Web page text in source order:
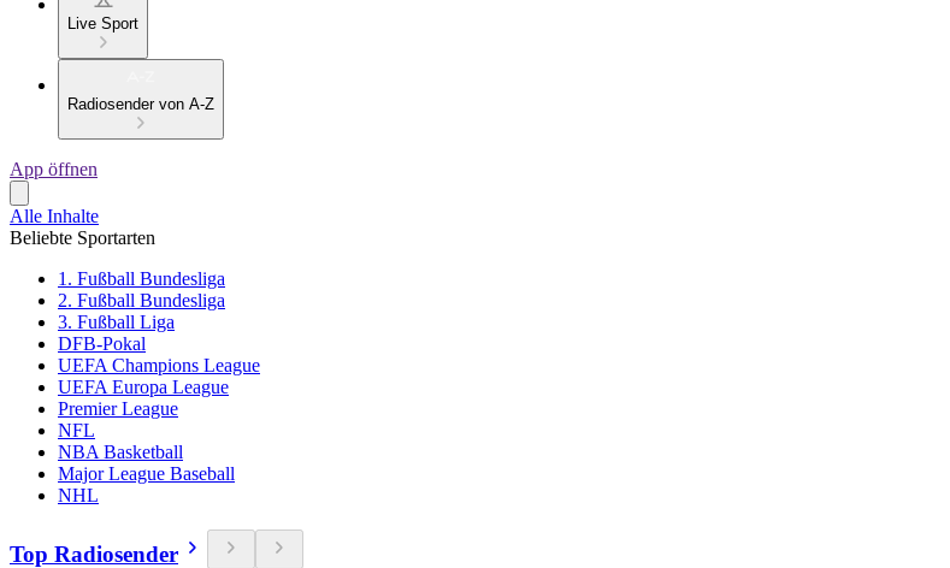
Live Sport
Radiosender von A-Z
App öffnen
Alle Inhalte
Beliebte Sportarten
1. Fußball Bundesliga
2. Fußball Bundesliga
3. Fußball Liga
DFB-Pokal
UEFA Champions League
UEFA Europa League
Premier League
NFL
NBA Basketball
Major League Baseball
NHL
Top Radiosender